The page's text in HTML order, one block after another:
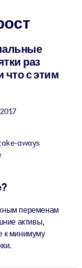
your LMS/LXP for
ready-to-use business
knowledge to
раз
что с этим
2017
aways
переменам
активы,
к минимуму